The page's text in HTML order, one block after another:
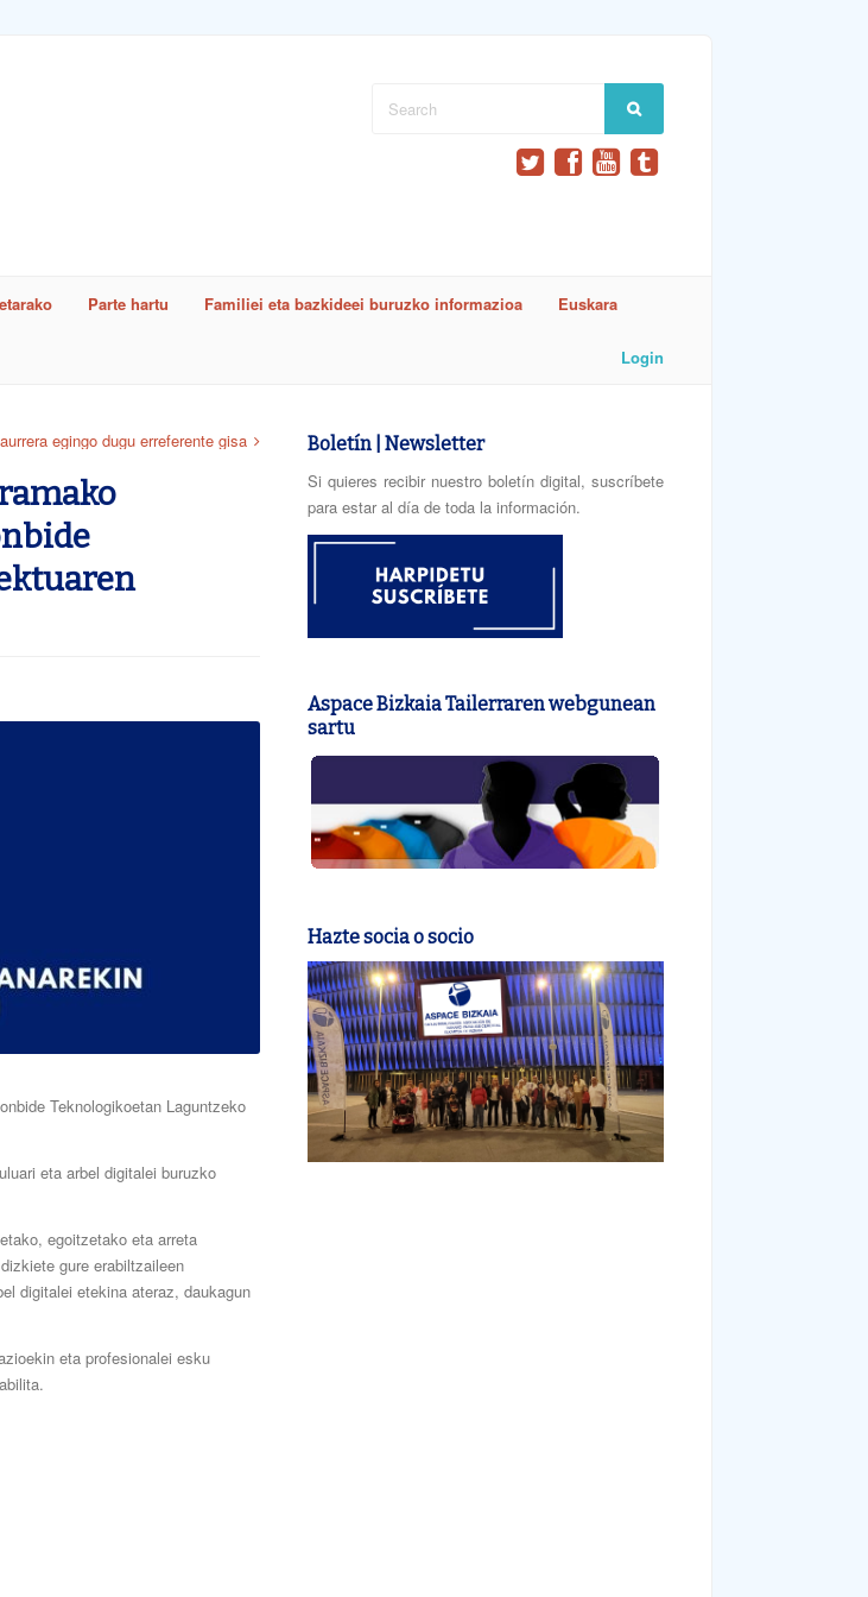
Parte hartu Familiei eta bazkideei buruzko informazioa Euskara
Login
egingo dugu erreferente gisa
Teknologikoetan Laguntzeko
eta arbel digitalei buruzko
egoitzetako eta arreta
gure erabiltzaileen
digitalei etekina ateraz, daukagun
eta profesionalei esku
Boletín | Newsletter
Si quieres recibir nuestro boletín digital, suscríbete
para estar al día de toda la información.
Aspace Bizkaia Tailerraren webgunean
sartu
Hazte socia o socio